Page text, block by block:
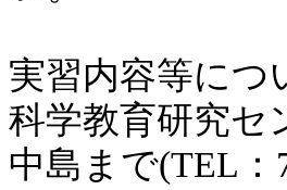
実習内容等につ
科学教育研究セ
中島まで(TEL：